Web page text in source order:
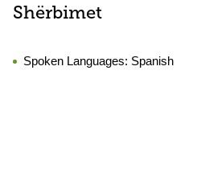
Shërbimet
Spoken Languages: Spanish